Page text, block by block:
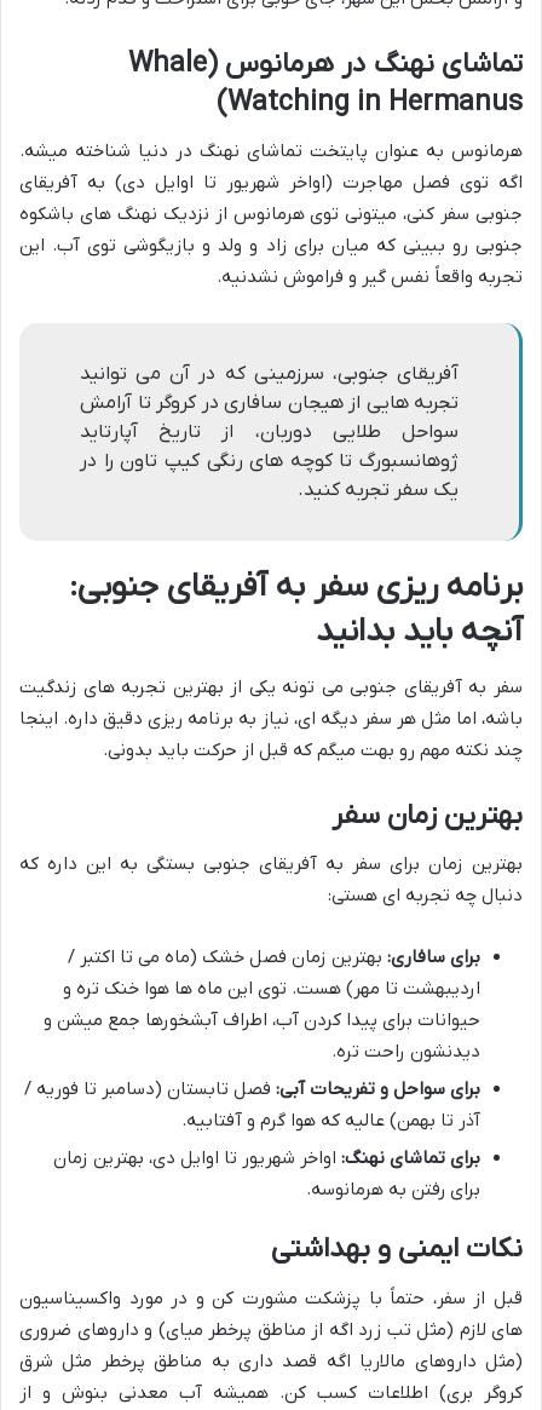
تماشای نهنگ در هرمانوس (Whale
Watching in Hermanus)
هرمانوس به عنوان پایتخت تماشای نهنگ در دنیا شناخته میشه.
اگه توی فصل مهاجرت (اواخر شهریور تا اوایل دی) به آفریقای
جنوبی سفر کنی، میتونی توی هرمانوس از نزدیک نهنگ های باشکوه
جنوبی رو ببینی که میان برای زاد و ولد و بازیگوشی توی آب. این
تجربه واقعاً نفس گیر و فراموش نشدنیه.
آفریقای جنوبی، سرزمینی که در آن می توانید
تجربه هایی از هیجان سافاری در کروگر تا آرامش
سواحل طلایی دوربان، از تاریخ آپارتاید
ژوهانسبورگ تا کوچه های رنگی کیپ تاون را در
یک سفر تجربه کنید.
برنامه ریزی سفر به آفریقای جنوبی:
آنچه باید بدانید
سفر به آفریقای جنوبی می تونه یکی از بهترین تجربه های زندگیت
باشه، اما مثل هر سفر دیگه ای، نیاز به برنامه ریزی دقیق داره. اینجا
چند نکته مهم رو بهت میگم که قبل از حرکت باید بدونی.
بهترین زمان سفر
بهترین زمان برای سفر به آفریقای جنوبی بستگی به این داره که
دنبال چه تجربه ای هستی:
برای سافاری: بهترین زمان فصل خشک (ماه می تا اکتبر /
اردیبهشت تا مهر) هست. توی این ماه ها هوا خنک تره و
حیوانات برای پیدا کردن آب، اطراف آبشخورها جمع میشن و
دیدنشون راحت تره.
برای سواحل و تفریحات آبی: فصل تابستان (دسامبر تا فوریه /
آذر تا بهمن) عالیه که هوا گرم و آفتابیه.
برای تماشای نهنگ: اواخر شهریور تا اوایل دی، بهترین زمان
برای رفتن به هرمانوسه.
نکات ایمنی و بهداشتی
قبل از سفر، حتماً با پزشکت مشورت کن و در مورد واکسیناسیون
های لازم (مثل تب زرد اگه از مناطق پرخطر میای) و داروهای ضروری
(مثل داروهای مالاریا اگه قصد داری به مناطق پرخطر مثل شرق
کروگر بری) اطلاعات کسب کن. همیشه آب معدنی بنوش و از